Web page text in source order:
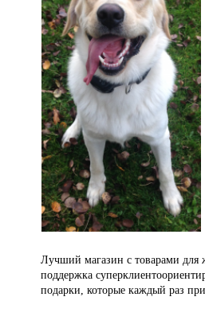
Лучший магазин с товарами для
поддержка
подарки, которые каждый раз